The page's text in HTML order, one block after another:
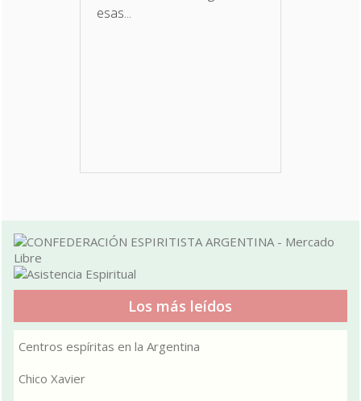
esas...
Los más leídos
Centros espíritas en la Argentina
Chico Xavier